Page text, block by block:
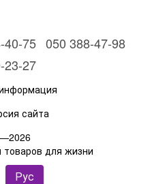
40-75 050 388-47-98
23-27
сайта
для жизни
Рус